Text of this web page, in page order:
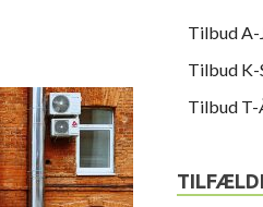
Tilbud A-
Tilbud K-
Tilbud T-